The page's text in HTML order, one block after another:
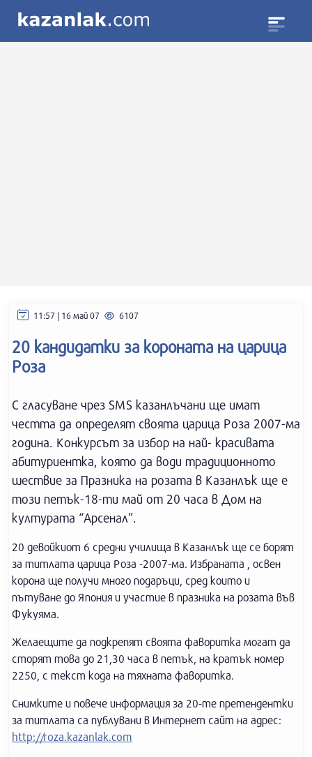
11:57 | 16 май 07 6107
20 кандидатки за короната на царица
Роза
С гласуване чрез SMS казанлъчани ще имат
честта да определят своята царица Роза 2007-ма
година. Конкурсът за избор на най- красивата
абитуриентка, която да води традиционното
шествие за Празника на розата в Казанлък ще е
този петък-18-ти май от 20 часа в Дом на
културата “Арсенал”.
20 девойкиот 6 средни училища в Казанлък ще се борят
за титлата царица Роза -2007-ма. Избраната , освен
корона ще получи много подаръци, сред които и
пътуване до Япония и участие в празника на розата във
Фукуяма.
Желаещите да подкрепят своята фаворитка могат да
сторят това до 21,30 часа в петък, на кратък номер
2250, с текст кода на тяхната фаворитка.
Снимките и повече информация за 20-те претендентки
за титлата са публувани в Интернет сайт на адрес:
http://roza.kazanlak.com